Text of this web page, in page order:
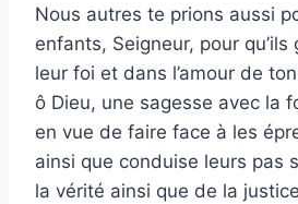
Nous autres te prions aussi
enfants, Seigneur, pour
leur foi et dans l’amour de
ô Dieu, une sagesse avec la
en vue de faire face à les
ainsi que conduise leurs pas
la vérité ainsi que de la